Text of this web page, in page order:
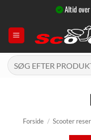
indhold
Altid
Søg
efter:
Forside / Scooter